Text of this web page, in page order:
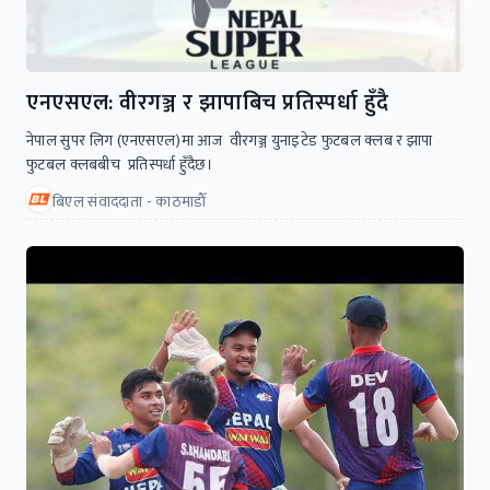
एनएसएल: वीरगञ्ज र झापाबिच प्रतिस्पर्धा हुँदै
नेपाल सुपर लिग (एनएसएल)मा आज वीरगञ्ज युनाइटेड फुटबल क्लब र झापा
फुटबल क्लबबीच प्रतिस्पर्धा हुँदैछ।
बिएल संवाददाता - काठमाडाैँ